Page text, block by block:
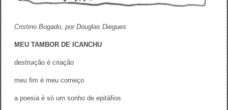
o
A
a
b
Cristino Bogado, por Douglas Diegues
MEU TAMBOR DE ICANCHU
destruição é criação
meu fim é meu começo
a poesia é só um sonho de epitáfios